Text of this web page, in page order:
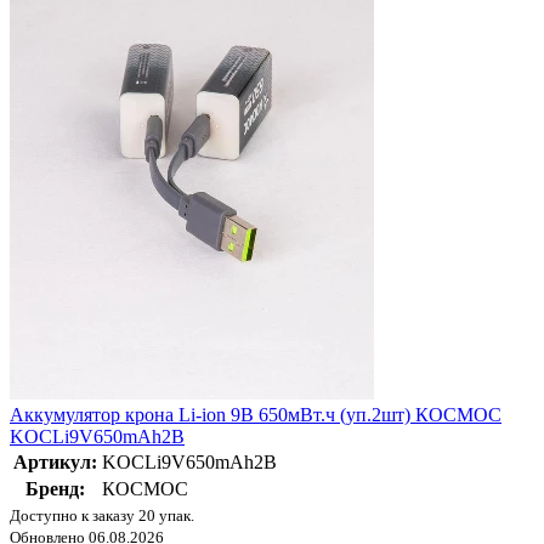
Аккумулятор крона Li-ion 9В 650мВт.ч (уп.2шт) КОСМОС
KOCLi9V650mAh2B
Артикул: KOCLi9V650mAh2B
Бренд:
КОСМОС
Доступно к заказу 20 упак.
Обновлено 06.08.2026